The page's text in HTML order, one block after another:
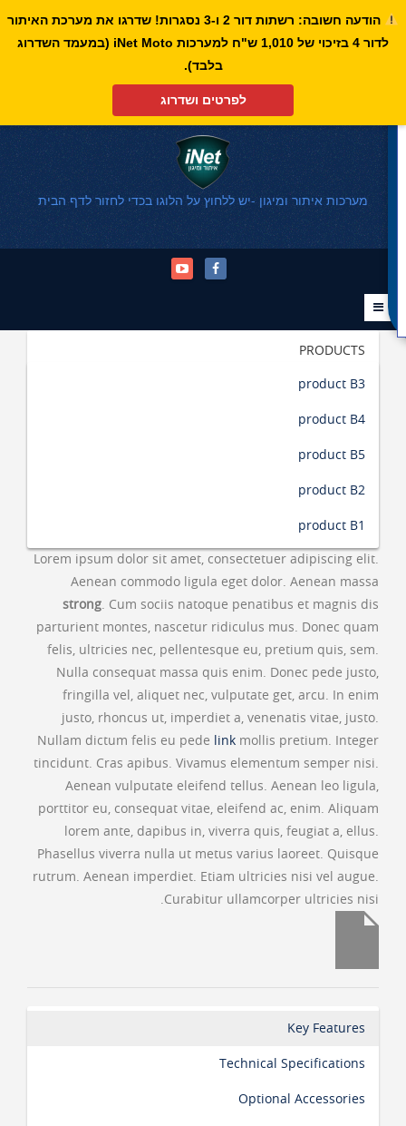
הודעה חשובה: רשתות דור 2 ו-3 נסגרות! שדרגו את מערכת האיתור
לדור 4 בזיכוי של 1,010 ש"ח למערכות iNet Moto (במעמד השדרוג
בלבד).
לפרטים ושדרוג
מערכות איתור ומיגון -יש ללחוץ על הלוגו בכדי לחזור לדף הבית
PRODUCTS
product B3
product B4
product B5
product B2
product B1
Lorem ipsum dolor sit amet, consectetuer adipiscing elit.
Aenean commodo ligula eget dolor. Aenean massa
strong. Cum sociis natoque penatibus et magnis dis
parturient montes, nascetur ridiculus mus. Donec quam
felis, ultricies nec, pellentesque eu, pretium quis, sem.
Nulla consequat massa quis enim. Donec pede justo,
fringilla vel, aliquet nec, vulputate get, arcu. In enim
justo, rhoncus ut, imperdiet a, venenatis vitae, justo.
Nullam dictum felis eu pede link mollis pretium. Integer
tincidunt. Cras apibus. Vivamus elementum semper nisi.
Aenean vulputate eleifend tellus. Aenean leo ligula,
porttitor eu, consequat vitae, eleifend ac, enim. Aliquam
lorem ante, dapibus in, viverra quis, feugiat a, ellus.
Phasellus viverra nulla ut metus varius laoreet. Quisque
rutrum. Aenean imperdiet. Etiam ultricies nisi vel augue.
Curabitur ullamcorper ultricies nisi.
Key Features
Technical Specifications
Optional Accessories